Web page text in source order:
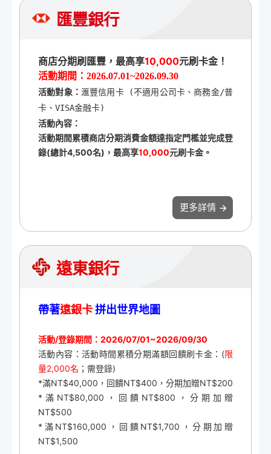
匯豐銀行
商店分期刷匯豐，最高享10,000元刷卡金！
活動期間：2026.07.01~2026.09.30
活動對象： 滙豐信用卡 (不適用公司卡、商務金/普
卡、VISA金融卡)
活動內容：
活動期間累積商店分期消費金額達指定門檻並完成登
錄(總計4,500名)，最高享10,000元刷卡金。
更多詳情
遠東銀行
帶著遠銀卡拼出世界地圖
活動/登錄期間：2026/07/01~2026/09/30
活動內容：活動時間累積分期滿額回饋刷卡金：(限
量2,000名 ；需登錄)
*滿NT$40,000，回饋NT$400，分期加贈NT$200
*滿NT$80,000，回饋NT$800，分期加贈
NT$500
*滿NT$160,000，回饋NT$1,700，分期加贈
NT$1,500